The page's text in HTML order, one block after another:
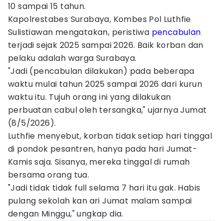
10 sampai 15 tahun.
Kapolrestabes Surabaya, Kombes Pol Luthfie
Sulistiawan mengatakan, peristiwa pencabulan
terjadi sejak 2025 sampai 2026. Baik korban dan
pelaku adalah warga Surabaya.
"Jadi (pencabulan dilakukan) pada beberapa
waktu mulai tahun 2025 sampai 2026 dari kurun
waktu itu. Tujuh orang ini yang dilakukan
perbuatan cabul oleh tersangka," ujarnya Jumat
(8/5/2026).
Luthfie menyebut, korban tidak setiap hari tinggal
di pondok pesantren, hanya pada hari Jumat-
Kamis saja. Sisanya, mereka tinggal di rumah
bersama orang tua.
"Jadi tidak tidak full selama 7 hari itu gak. Habis
pulang sekolah kan ari Jumat malam sampai
dengan Minggu," ungkap dia.